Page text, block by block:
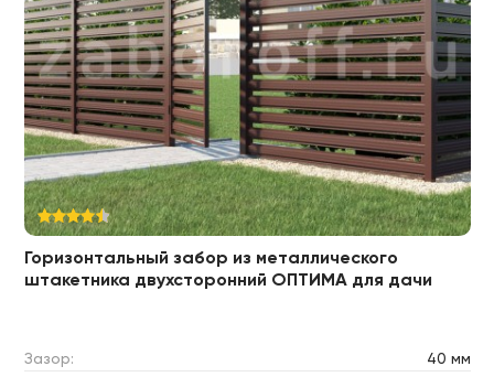
Горизонтальный забор из металлического
штакетника двухсторонний ОПТИМА для дачи
Зазор:
40 мм